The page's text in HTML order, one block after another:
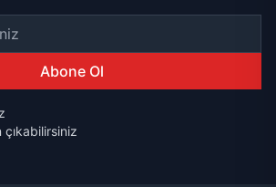
Abone Ol